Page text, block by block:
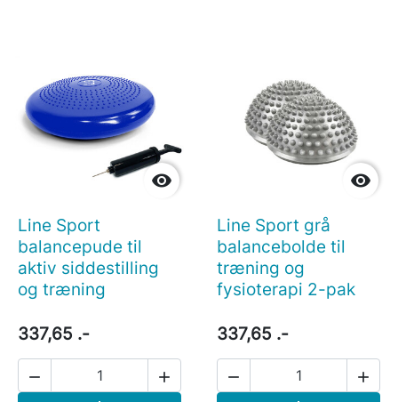

Line Sport
balancepude til
aktiv siddestilling
og træning
337,65 .-
 

Line Sport grå
balancebolde til
træning og
fysioterapi 2-pak
337,65 .-
 